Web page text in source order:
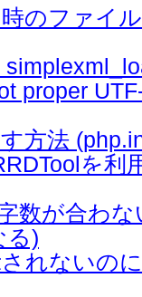
のファイ
proper
方法
を利
数が合わな
る)
れないの